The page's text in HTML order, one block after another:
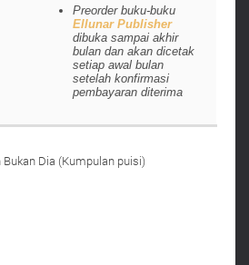
Preorder buku-buku
Ellunar Publisher
dibuka sampai akhir
bulan dan akan dicetak
setiap awal bulan
setelah konfirmasi
pembayaran diterima
Bukan Dia (Kumpulan puisi)